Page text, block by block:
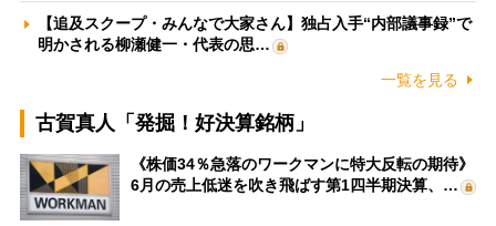
【追及スクープ・みんなで大家さん】独占入手“内部議事録”で
明かされる柳瀬健一・代表の思…
一覧を見る
古賀真人「発掘！好決算銘柄」
《株価34％急落のワークマンに特大反転の期待》
6月の売上低迷を吹き飛ばす第1四半期決算、…